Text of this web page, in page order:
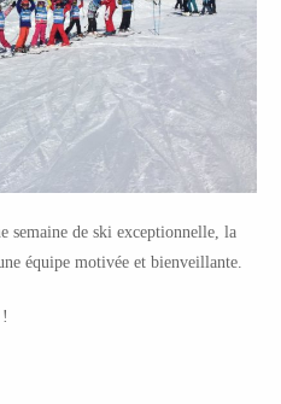
semaine de ski exceptionnelle, la
équipe motivée et bienveillante.